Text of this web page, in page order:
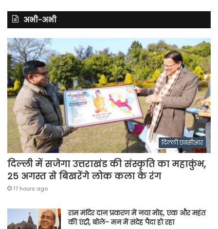
अभी-अभी
दिल्ली एनसीआर
दिल्ली में सजेगा उत्तराखंड की संस्कृति का महाकुंभ,
25 अगस्त से बिखरेंगे लोक कला के रंग
17 hours ago
राम मंदिर दान प्रकरण में नया मोड़, एक और महंत
की एंट्री, बोले- मन में संदेह पैदा हो रहा